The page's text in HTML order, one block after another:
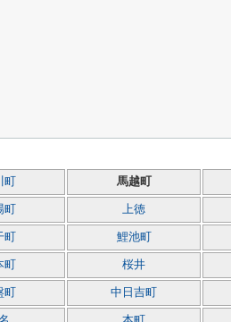
馬越町
上徳
鯉池町
桜井
中日吉町